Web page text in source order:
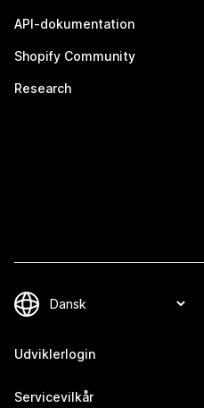
API-dokumentation
Shopify Community
Research
Udviklerlogin
Servicevilkår